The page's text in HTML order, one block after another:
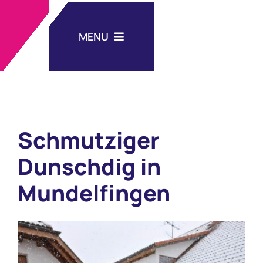
springen
MENU
Unsere Schule
Schulleben
Nachmittagsbetreuung
Medien
Schmutziger
Dunschdig in
Mundelfingen
Zeige
grösseres